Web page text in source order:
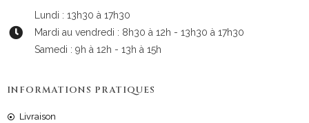
Lundi : 13h30 à 17h30
Mardi au vendredi : 8h30 à 12h - 13h30 à 17h30
Samedi : 9h à 12h - 13h à 15h
INFORMATIONS PRATIQUES
Livraison